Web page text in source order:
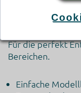
Simplebim -
Für die perfekt
Bereichen.
Einfache
Dies ist ein Tag-